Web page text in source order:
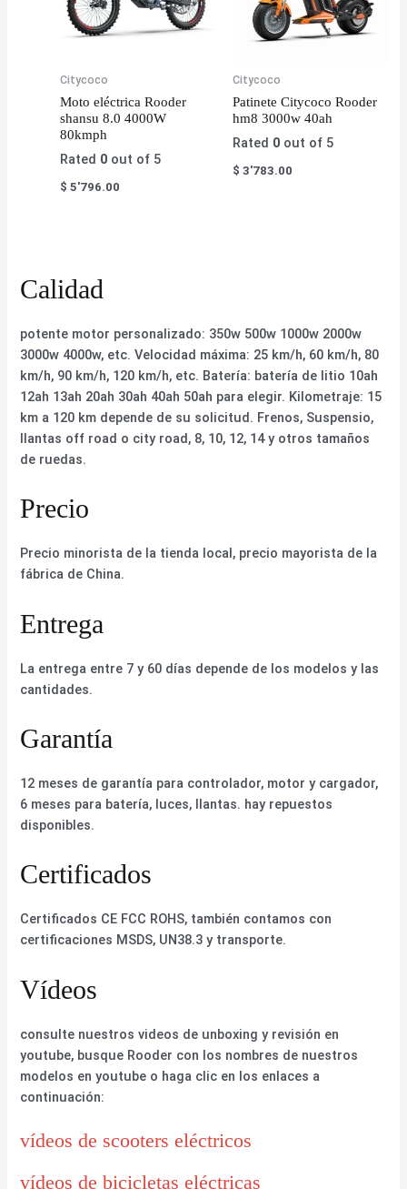
Citycoco
Moto eléctrica Rooder
shansu 8.0 4000W
80kmph
Rated 0 out of 5
$ 5'796.00
Citycoco
Patinete Citycoco Rooder
hm8 3000w 40ah
Rated 0out of 5
$ 3'783.00
Calidad
potente motor personalizado: 350w 500w 1000w 2000w
3000w 4000w, etc. Velocidad máxima: 25 km/h, 60 km/h, 80
km/h, 90 km/h, 120 km/h, etc. Batería: batería de litio 10ah
12ah 13ah 20ah 30ah 40ah 50ah para elegir. Kilometraje: 15
km a 120 km depende de su solicitud. Frenos, Suspensio,
llantas off road o city road, 8, 10, 12, 14 y otros tamaños
de ruedas.
Precio
Precio minorista de la tienda local, precio mayorista de la
fábrica de China.
Entrega
La entrega entre 7 y 60 días depende de los modelos y las
cantidades.
Garantía
12 meses de garantía para controlador, motor y cargador,
6 meses para batería, luces, llantas. hay repuestos
disponibles.
Certificados
Certificados CE FCC ROHS, también contamos con
certificaciones MSDS, UN38.3 y transporte.
Vídeos
consulte nuestros videos de unboxing y revisión en
youtube, busque Rooder con los nombres de nuestros
modelos en youtube o haga clic en los enlaces a
continuación:
vídeos de scooters eléctricos
vídeos de bicicletas eléctricas